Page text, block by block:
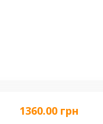
1360.00 грн